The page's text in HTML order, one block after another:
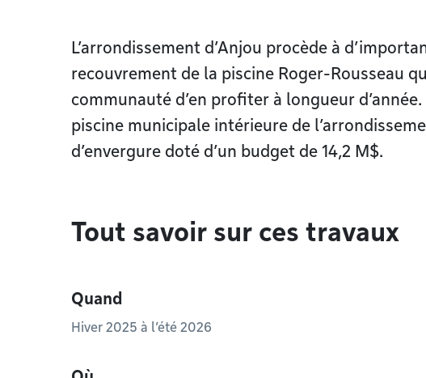
L’arrondissement d’Anjou procède à
recouvrement de la piscine Roger-Rousseau
communauté d’en profiter à longueur
piscine municipale intérieure de
d’envergure doté d’un budget de 14,2 M$.
Tout savoir sur ces travaux
Quand
Hiver 2025 à l’été 2026